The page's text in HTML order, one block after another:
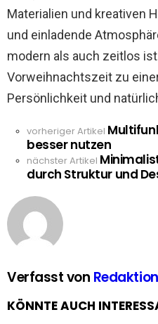
Materialien und kreativen
und einladende
modern als auch zeitlos
Vorweihnachtszeit zu
Persönlichkeit und
See
more
vorheriger Artikel
besser nutzen
nächster Artikel
durch Struktur und
Verfasst von Redaktion
KÖNNTE AUCH